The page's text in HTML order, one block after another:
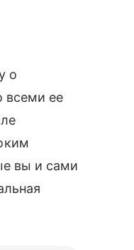
о
всеми ее
вы и сами